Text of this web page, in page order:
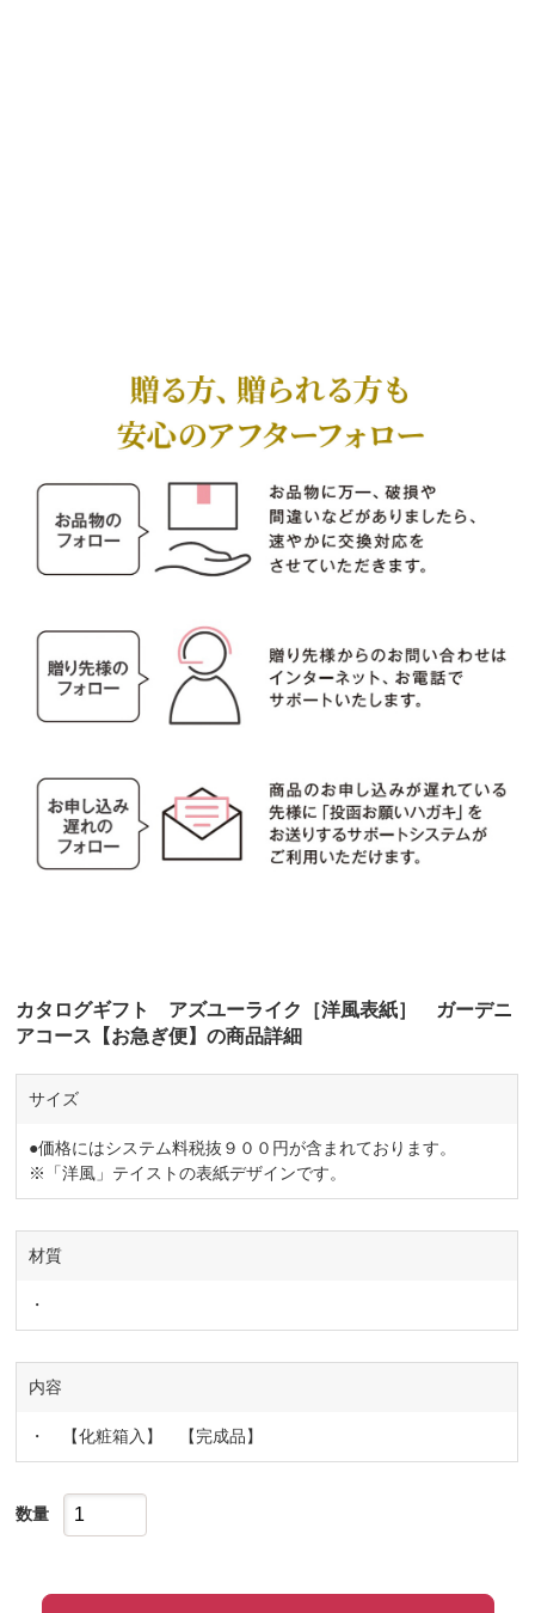
カタログギフト アズユーライク［洋風表紙］ ガーデニ
アコース【お急ぎ便】の商品詳細
サイズ
●価格にはシステム料税抜９００円が含まれております。
※「洋風」テイストの表紙デザインです。
材質
・
内容
・ 【化粧箱入】 【完成品】
数量